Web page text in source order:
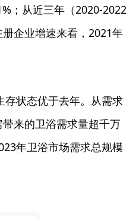
；从近三年（2020-2022
企业增速来看，2021年
存状态优于去年。从需求
来的卫浴需求量超千万
年卫浴市场需求总规模